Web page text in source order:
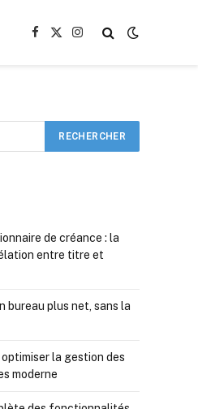
Facebook
X
Instagram
de créance : la
entre titre et
bureau plus net, sans la
la gestion des
moderne